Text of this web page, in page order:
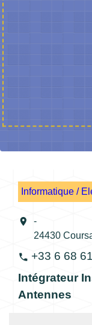
Informatique /
location_on
-
24430
phone +33 6 68
Intégrateur
Antennes